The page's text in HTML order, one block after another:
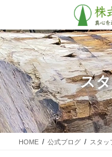
テ
ン
ツ
に
移
動
ゲ
ー
シ
ョ
ン
に
移
動
ス
HOME 公式ブログ スタッ